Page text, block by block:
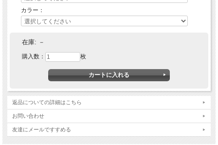
カラー：
在庫: －
購入数： 枚
返品についての詳細はこちら
お問い合わせ
友達にメールですすめる